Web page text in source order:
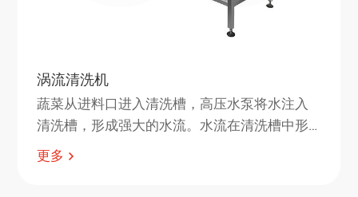
涡流清洗机
蔬菜从进料口进入清洗槽，高压水泵将水注入
清洗槽，形成强大的水流。水流在清洗槽中形
成旋涡，将蔬菜带入其中，蔬菜在旋涡中不断
翻转，与水流进行充分的接触，从而去除污
更多